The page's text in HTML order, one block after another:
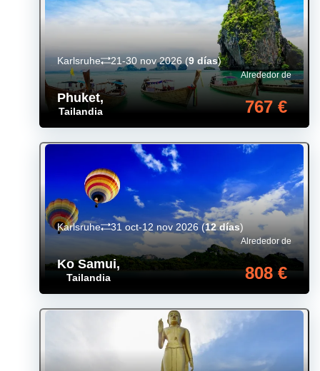
Phuket,
Tailandia
Alrededor de
767 €
Karlsruhe 21-30 nov 2026(9 días)
Ko Samui,
Tailandia
Alrededor de
808 €
Karlsruhe 31 oct-12 nov 2026 (12 días)